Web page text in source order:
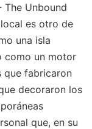
The Unbound
es otro de
una isla
como un motor
que fabricaron
decoraron los
que, en su